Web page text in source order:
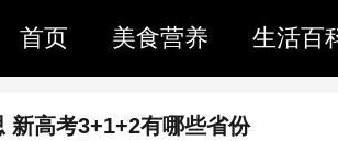
首页 美食营养 生活百
新高考3+1+2有哪些省份